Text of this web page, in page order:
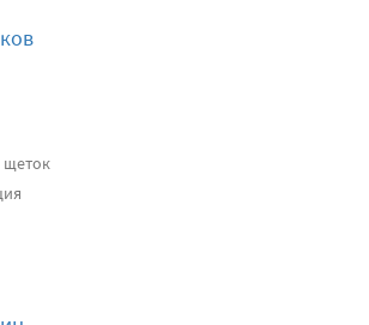
щеток